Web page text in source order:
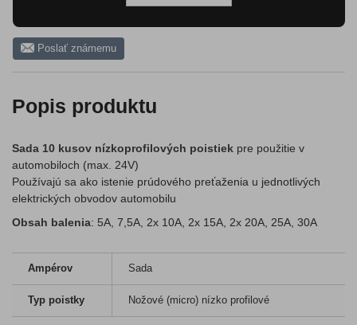
Poslať známemu
Popis produktu
Sada 10 kusov nízkoprofilových poistiek pre použitie v
automobiloch (max. 24V)
Používajú sa ako istenie prúdového preťaženia u jednotlivých
elektrických obvodov automobilu
Obsah balenia: 5A, 7,5A, 2x 10A, 2x 15A, 2x 20A, 25A, 30A
Ampérov Sada
Typ poistky Nožové (micro) nízko profilové